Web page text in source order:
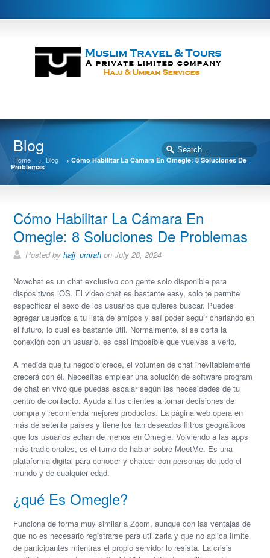
Blog
Home → Blog →Cómo Habilitar La Cámara En Omegle: 8 Soluciones De
Problemas
Cómo Habilitar La Cámara En
Omegle: 8 Soluciones De Problemas
Posted byhajj_umrah on July 28, 2024
Nowchat es un chat exclusivo con gente solo disponible para
dispositivos iOS. El video chat es bastante easy, solo te permite
especificar el sexo de los usuarios que quieres buscar. Puedes
agregar usuarios a tu lista de amigos y así poder seguir charlando en
el futuro, lo cual es bastante útil. Normalmente, si se corta la
conexión con un usuario, es casi imposible que vuelvas a verlo.
A medida que tu negocio crece, el volumen de chat inevitablemente
crecerá con él. Necesitas emplear una solución de software program
de chat en vivo que puedas escalar según las necesidades de tu
centro de contacto. Ayuda a tus clientes a tomar decisiones de
compra y recomienda mejores productos. La página web opera en
más de setenta países y tiene los tan deseados filtros geográficos
que los usuarios echan de menos en Omegle. Volviendo a las apps
más tradicionales, es el turno de hablar sobre MeetMe. Es una
plataforma digital para conocer y chatear con personas de todo el
mundo y de cualquier edad.
¿qué Es Omegle?
Funciona de forma muy similar a Zoom, aunque con las ventajas de
que no es necesario registrarse para utilizarla y que no aplica límite
de participantes mientras el propio servidor lo resista. La crisis